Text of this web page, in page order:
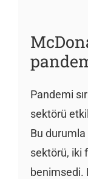
Pandemi
sektörü
Bu
sektörü, iki
benimsedi.